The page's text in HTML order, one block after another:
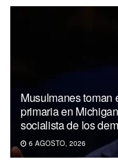
Musulmanes toman
primaria en
socialista de los
6 AGOSTO, 2026